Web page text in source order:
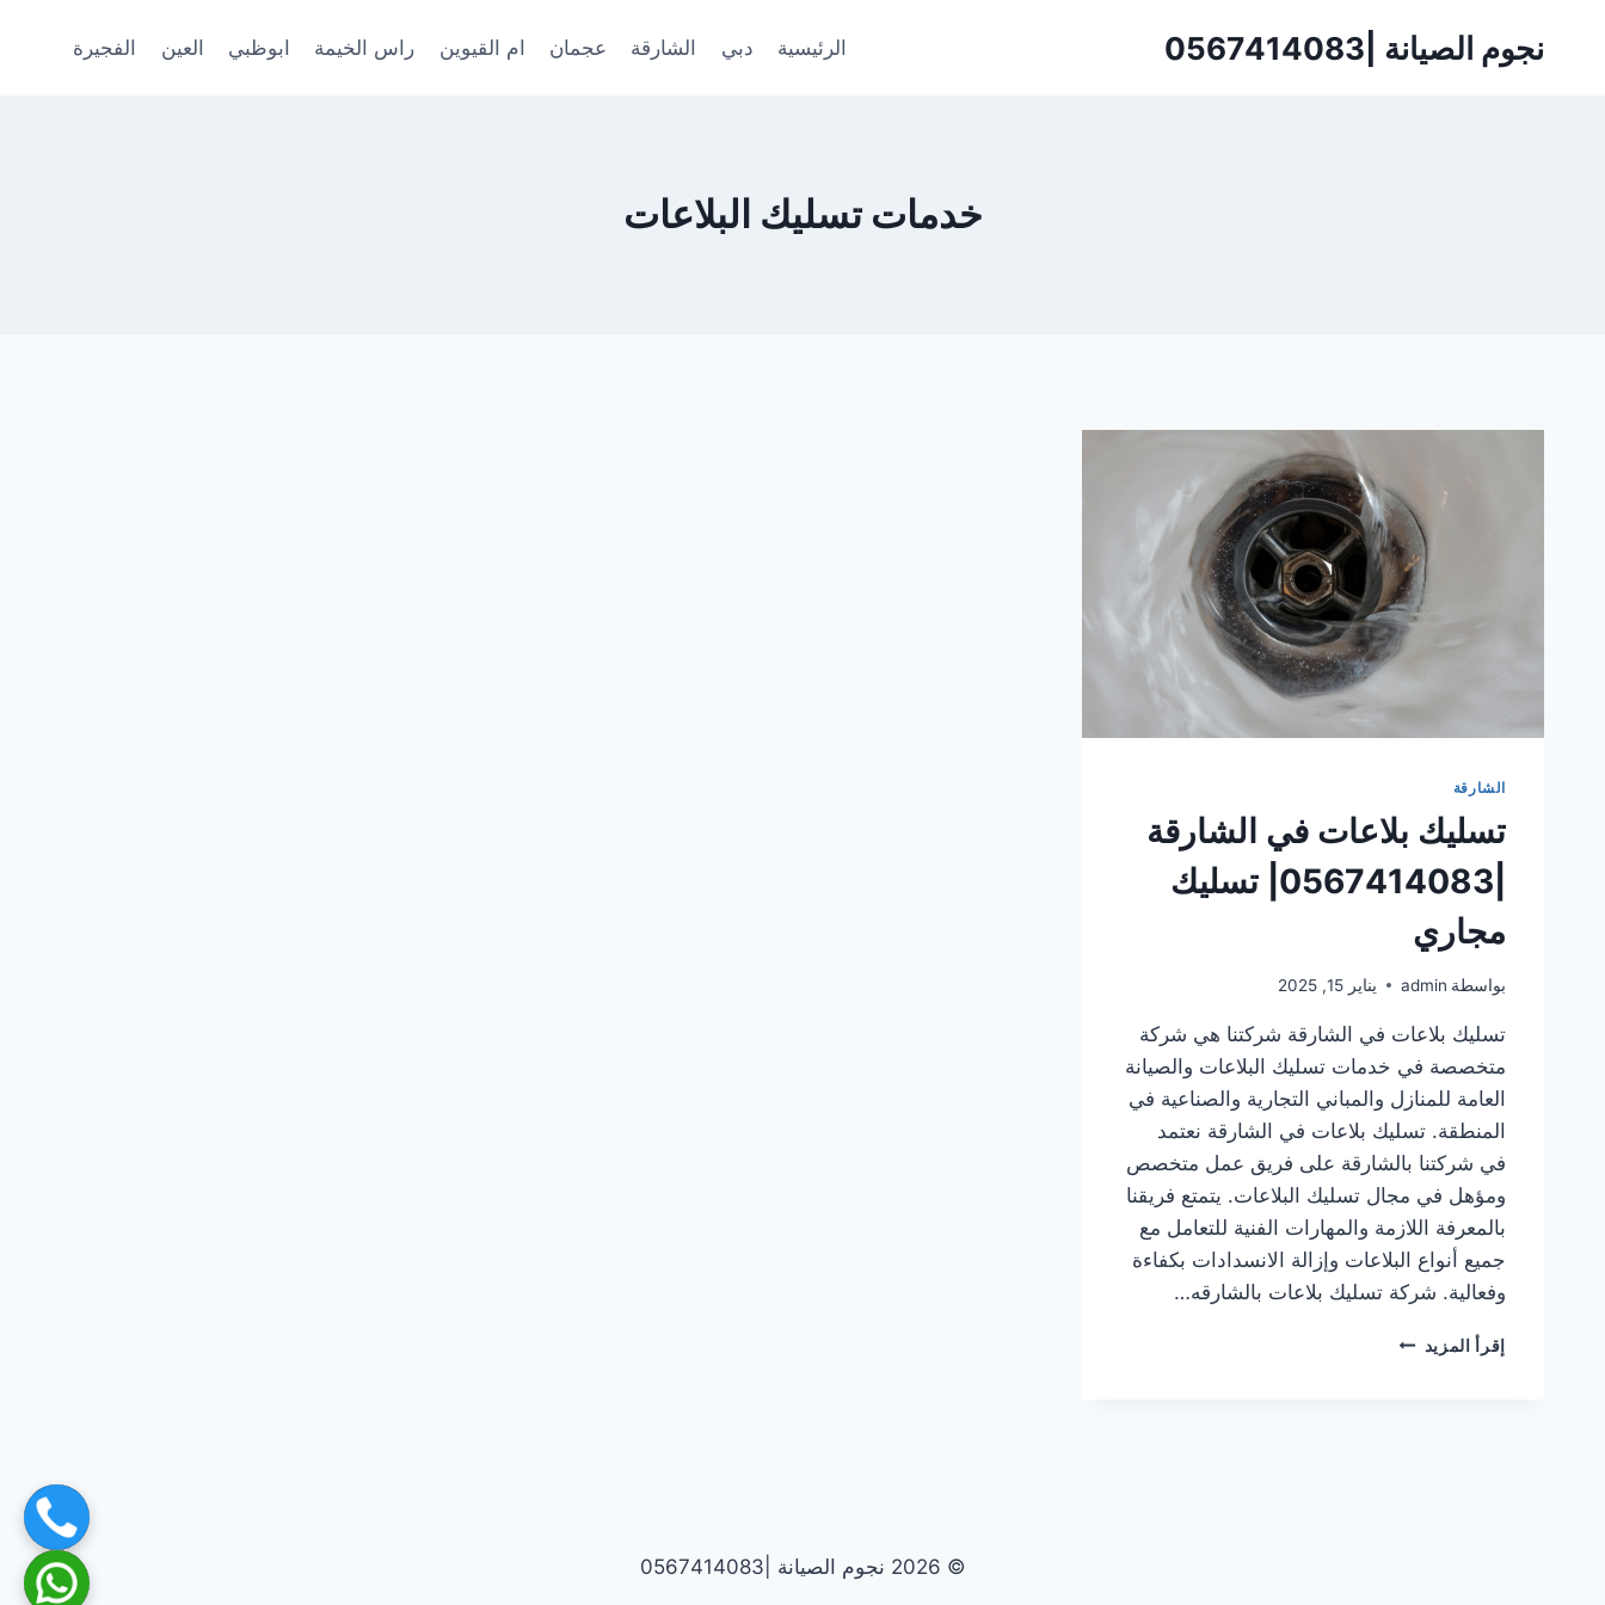
نجوم الصيانة |0567414083 الرئيسية دبي الشارقة عجمان ام القيوين راس الخيمة ابوظبي العين الفجيرة
خدمات تسليك البلاعات
الشارقة
تسليك بلاعات في الشارقة
|0567414083| تسليك
مجاري
بواسطة admin يناير 15, 2025
تسليك بلاعات في الشارقة شركتنا هي شركة
متخصصة في خدمات تسليك البلاعات والصيانة
العامة للمنازل والمباني التجارية والصناعية في
المنطقة. تسليك بلاعات في الشارقة نعتمد
في شركتنا بالشارقة على فريق عمل متخصص
ومؤهل في مجال تسليك البلاعات. يتمتع فريقنا
بالمعرفة اللازمة والمهارات الفنية للتعامل مع
جميع أنواع البلاعات وإزالة الانسدادات بكفاءة
وفعالية. شركة تسليك بلاعات بالشارقه…
إقرأ المزيد تسليك
© 2026 نجوم الصيانة |0567414083